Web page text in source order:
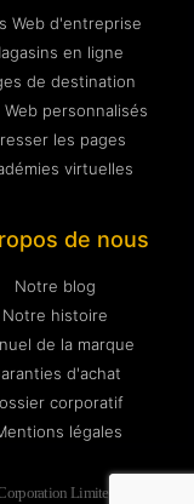
Web d'entreprise
en ligne
de destination
Web personnalisés
les pages
virtuelles
de nous
Notre blog
Notre histoire
de la marque
d'achat
corporatif
légales
Limited BRN